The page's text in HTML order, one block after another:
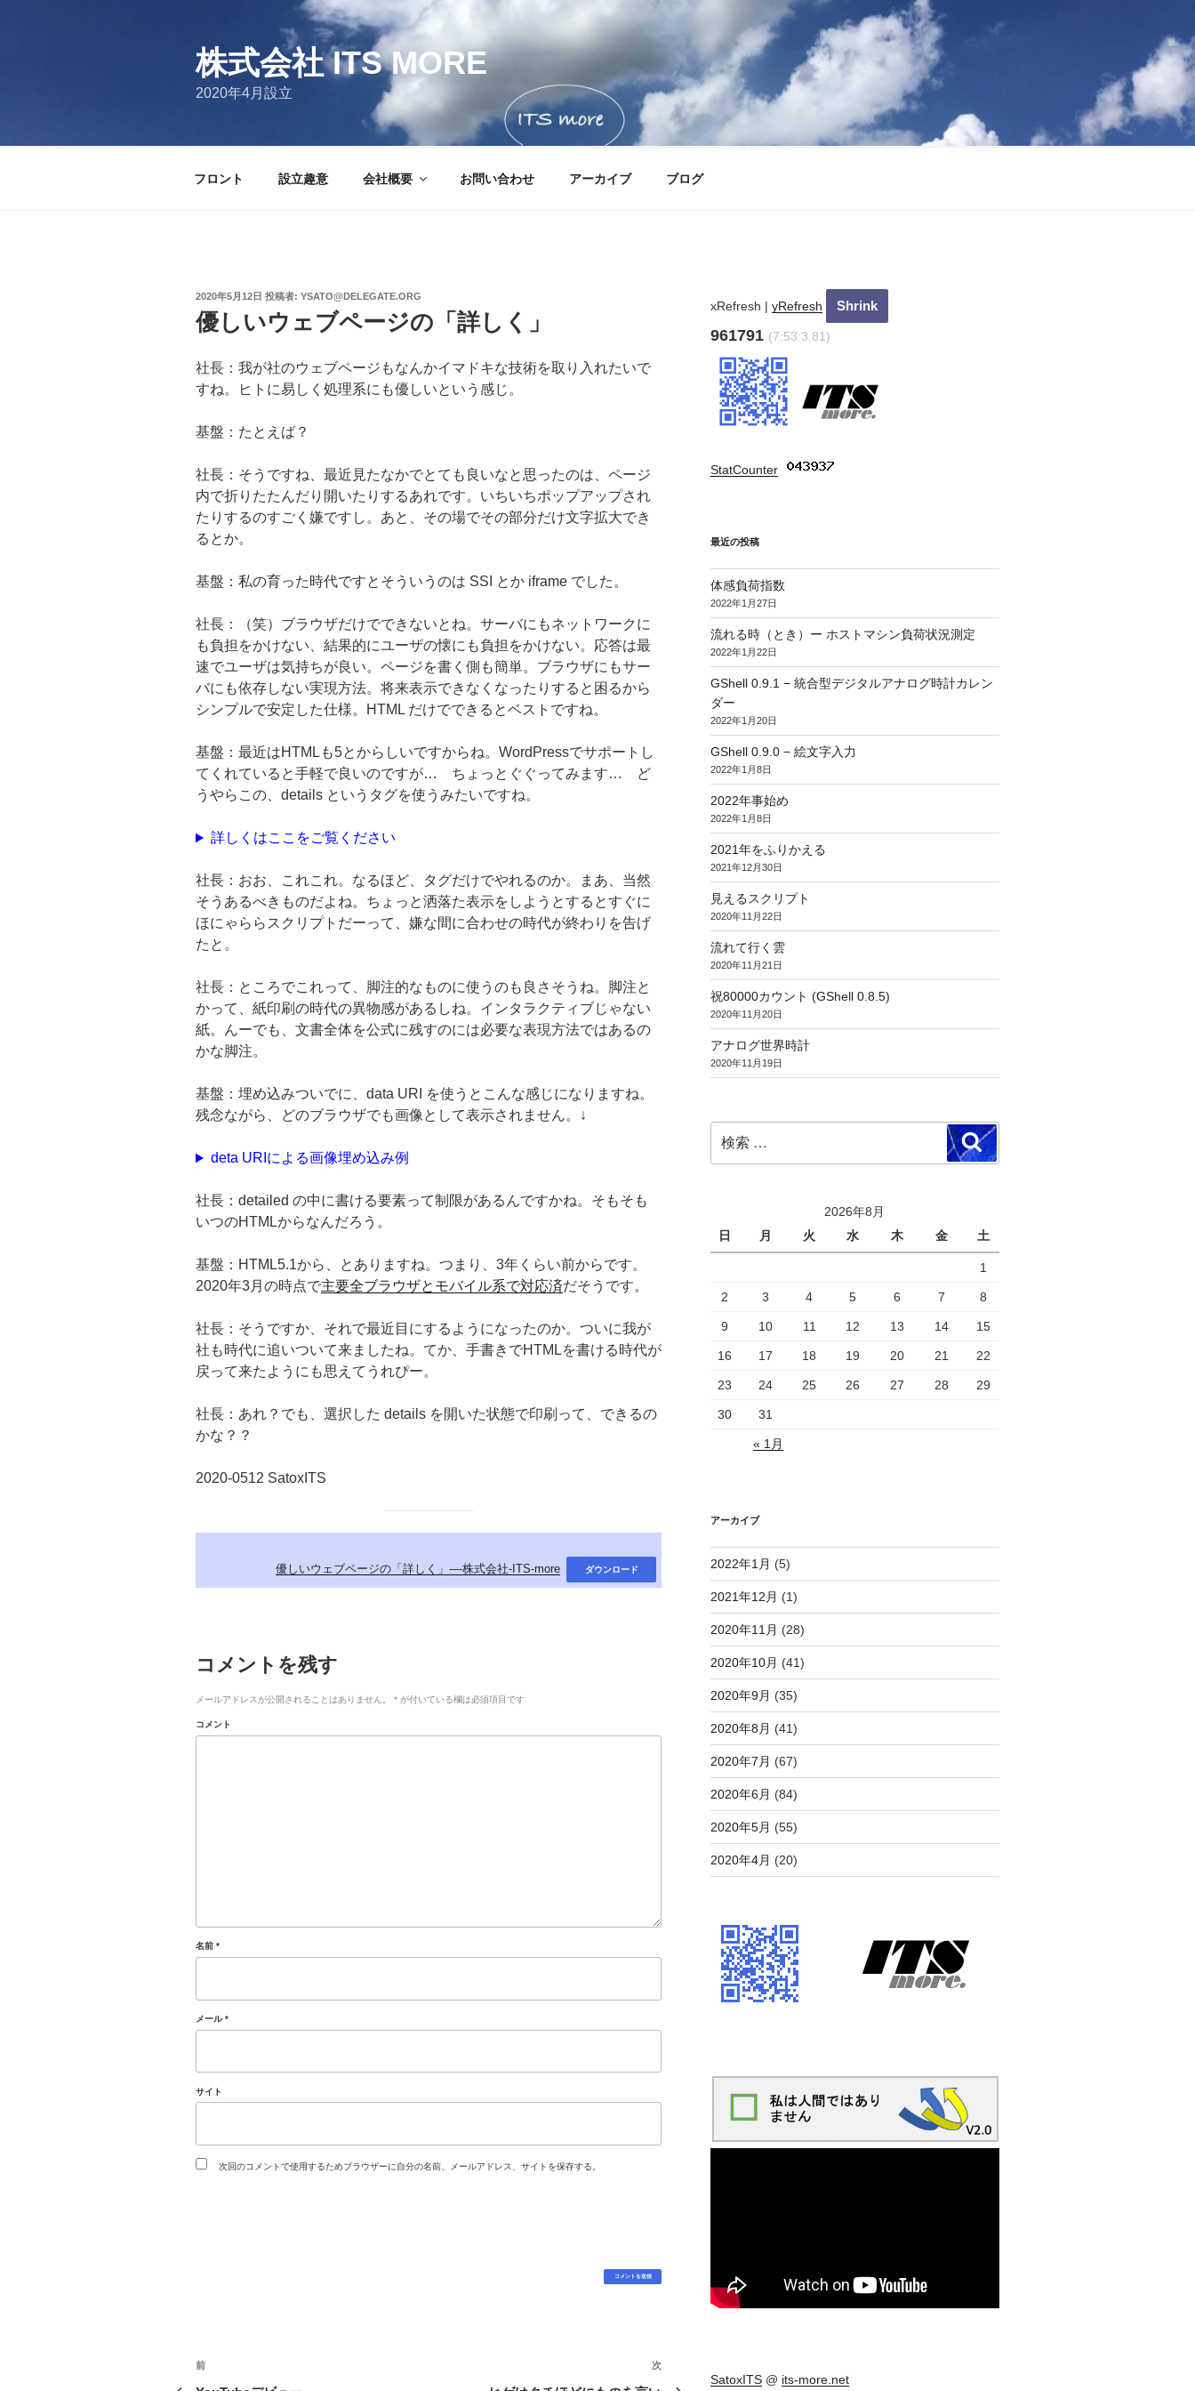
株式会社 ITS MORE
2020年4月設立
フロント 設立趣意 会社概要 お問い合わせ アーカイブ ブログ
投
稿
日:
2020年5月12日 投稿者: YSATO@DELEGATE.ORG
優しいウェブページの「詳しく」
社長：我が社のウェブページもなんかイマドキな技術を取り入れたいで
すね。ヒトに易しく処理系にも優しいという感じ。
基盤：たとえば？
社長：そうですね、最近見たなかでとても良いなと思ったのは、ページ
内で折りたたんだり開いたりするあれです。いちいちポップアップされ
たりするのすごく嫌ですし。あと、その場でその部分だけ文字拡大でき
るとか。
基盤：私の育った時代ですとそういうのは SSI とか iframe でした。
社長：（笑）ブラウザだけでできないとね。サーバにもネットワークに
も負担をかけない、結果的にユーザの懐にも負担をかけない。応答は最
速でユーザは気持ちが良い。ページを書く側も簡単。ブラウザにもサー
バにも依存しない実現方法。将来表示できなくなったりすると困るから
シンプルで安定した仕様。HTML だけでできるとベストですね。
基盤：最近はHTMLも5とからしいですからね。WordPressでサポートし
てくれていると手軽で良いのですが… ちょっとぐぐってみます… ど
うやらこの、details というタグを使うみたいですね。
詳しくはここをご覧ください
社長：おお、これこれ。なるほど、タグだけでやれるのか。まあ、当然
そうあるべきものだよね。ちょっと洒落た表示をしようとするとすぐに
ほにゃららスクリプトだーって、嫌な間に合わせの時代が終わりを告げ
たと。
社長：ところでこれって、脚注的なものに使うのも良さそうね。脚注と
かって、紙印刷の時代の異物感があるしね。インタラクティブじゃない
紙。んーでも、文書全体を公式に残すのには必要な表現方法ではあるの
かな脚注。
基盤：埋め込みついでに、data URI を使うとこんな感じになりますね。
残念ながら、どのブラウザでも画像として表示されません。↓
deta URIによる画像埋め込み例
社長：detailed の中に書ける要素って制限があるんですかね。そもそも
いつのHTMLからなんだろう。
基盤：HTML5.1から、とありますね。つまり、3年くらい前からです。
2020年3月の時点で主要全ブラウザとモバイル系で対応済だそうです。
社長：そうですか、それで最近目にするようになったのか。ついに我が
社も時代に追いついて来ましたね。てか、手書きでHTMLを書ける時代が
戻って来たようにも思えてうれぴー。
社長：あれ？でも、選択した details を開いた状態で印刷って、できるの
かな？？
2020-0512 SatoxITS
優しいウェブページの「詳しく」-–-株式会社-ITS-more ダウンロード
コメントを残す
メールアドレスが公開されることはありません。 * が付いている欄は必須項目です
コメント
名前 *
メール*
サイト
次回のコメントで使用するためブラウザーに自分の名前、メールアドレス、サイトを保存する。
投
過
前
次
次
xRefresh | yRefresh
961791 (7:53:4.61)
StatCounter:
最近の投稿
体感負荷指数
2022年1月27日
流れる時（とき）ー ホストマシン負荷状況測定
2022年1月22日
GShell 0.9.1 − 統合型デジタルアナログ時計カレン
ダー
2022年1月20日
GShell 0.9.0 − 絵文字入力
2022年1月8日
2022年事始め
2022年1月8日
2021年をふりかえる
2021年12月30日
見えるスクリプト
2020年11月22日
流れて行く雲
2020年11月21日
祝80000カウント (GShell 0.8.5)
2020年11月20日
アナログ世界時計
2020年11月19日
索:
検
索
2026年8月
日
月 火 水 木 金 土
1
2 3 4 5 6 7 8
9 10 11 12 13 14 15
16 17 18 19 20 21 22
23 24 25 26 27 28 29
30 31
« 1月
アーカイブ
2022年1月 (5)
2021年12月 (1)
2020年11月 (28)
2020年10月 (41)
2020年9月 (35)
2020年8月 (41)
2020年7月 (67)
2020年6月 (84)
2020年5月 (55)
2020年4月 (20)
SatoxITS@ its-more.net